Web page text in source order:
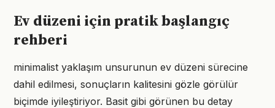
Ev düzeni için pratik başlangıç
rehberi
minimalist yaklaşım unsurunun ev düzeni sürecine
dahil edilmesi, sonuçların kalitesini gözle görülür
biçimde iyileştiriyor. Basit gibi görünen bu detay